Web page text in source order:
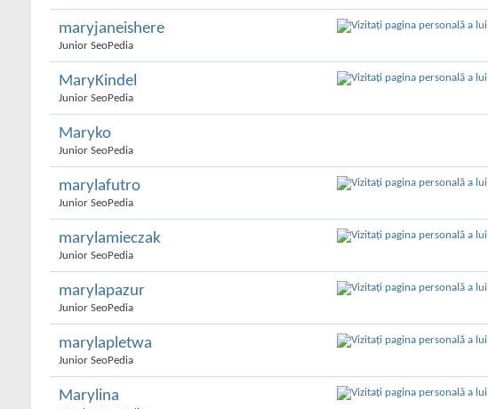
maryjaneishere
Junior SeoPedia
MaryKindel
Junior SeoPedia
Maryko
Junior SeoPedia
marylafutro
Junior SeoPedia
marylamieczak
Junior SeoPedia
marylapazur
Junior SeoPedia
marylapletwa
Junior SeoPedia
Marylina